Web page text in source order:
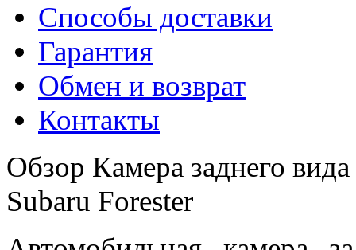
Способы доставки
Гарантия
Обмен и возврат
Контакты
Обзор Камера заднего
Subaru Forester